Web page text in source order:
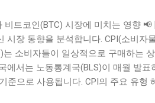
비트코인(BTC) 시장에 미치는 영향
시장 동향을 분석합니다. CPI(소비자
는 소비자들이 일상적으로 구매하는
에서는 노동통계국(BLS)이 매월 발
준으로 사용됩니다. CPI의 주요 유형